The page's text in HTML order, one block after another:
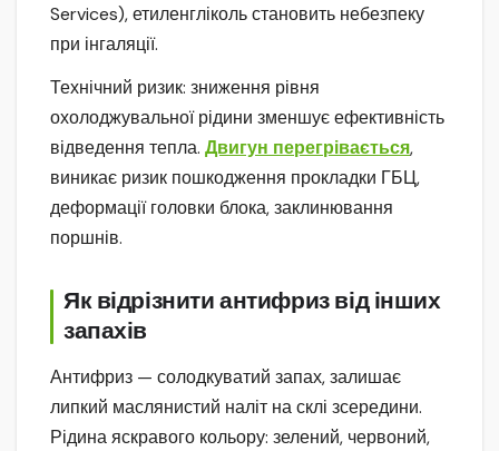
Services), етиленгліколь становить небезпеку
при інгаляції.
Технічний ризик: зниження рівня
охолоджувальної рідини зменшує ефективність
відведення тепла. Двигун перегрівається,
виникає ризик пошкодження прокладки ГБЦ,
деформації головки блока, заклинювання
поршнів.
Як відрізнити антифриз від інших
запахів
Антифриз — солодкуватий запах, залишає
липкий маслянистий наліт на склі зсередини.
Рідина яскравого кольору: зелений, червоний,